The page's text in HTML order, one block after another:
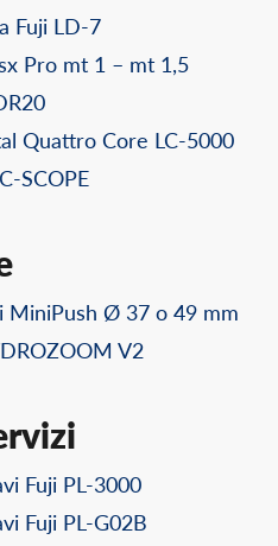
Fuji LD-7
Pro mt 1 – mt 1,5
Quattro Core LC-5000
SCOPE
MiniPush Ø 37 o 49 mm
V2
Fuji PL-3000
Fuji PL-G02B